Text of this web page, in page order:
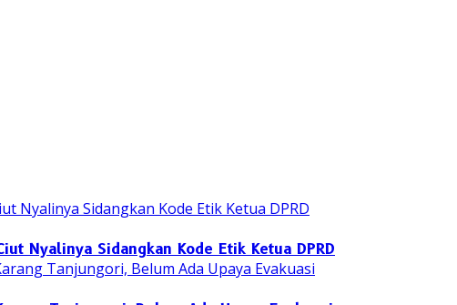
Nyalinya Sidangkan Kode Etik Ketua DPRD